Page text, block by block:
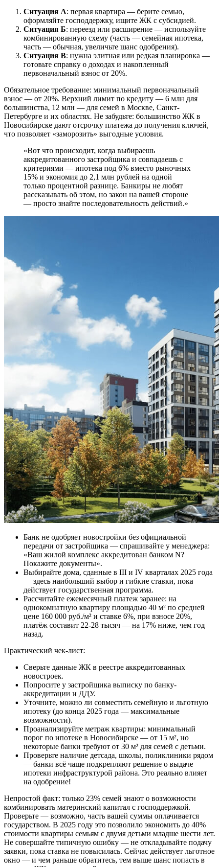
Ситуация А: первая квартира — берите семью,
оформляйте господдержку, ищите ЖК с субсидией.
Ситуация Б: переезд или расширение — используйте
комбинированную схему (часть — семейная ипотека,
часть — обычная, увеличьте шанс одобрения).
Ситуация В: нужна элитная или редкая планировка —
готовьте справку о доходах и накопленный
первоначальный взнос от 20%.
Обязательное требование: минимальный первоначальный
взнос — от 20%. Верхний лимит по кредиту — 6 млн для
большинства, 12 млн — для семей в Москве, Санкт-
Петербурге и их областях. Не забудьте: большинство ЖК в
Новосибирске дают отсрочку платежа до получения ключей,
что позволяет «заморозить» выгодные условия.
«Вот что происходит, когда выбираешь
аккредитованного застройщика и совпадаешь с
критериями — ипотека под 6% вместо рыночных
15% и экономия до 2,1 млн рублей на одной
только процентной разнице. Банкиры не любят
рассказывать об этом, но закон на вашей стороне
— просто знайте последовательность действий.»
Банк не одобряет новостройки без официальной
передачи от застройщика — спрашивайте у менеджера:
«Ваш жилой комплекс аккредитован банком N?
Покажите документы».
Выбирайте дома, сданные в III и IV кварталах 2025 года
— здесь наибольший выбор и гибкие ставки, пока
действует государственная программа.
Рассчитайте ежемесячный платеж заранее: на
однокомнатную квартиру площадью 40 м² по средней
цене 160 000 руб./м² и ставке 6%, при взносе 20%,
платёж составит 22-28 тысяч — на 17% ниже, чем год
назад.
Практический чек-лист:
Сверьте данные ЖК в реестре аккредитованных
новостроек.
Попросите у застройщика выписку по банку-
аккредитации и ДДУ.
Уточните, можно ли совместить семейную и льготную
ипотеку (до конца 2025 года — максимальные
возможности).
Проанализируйте метраж квартиры: минимальный
порог по ипотеке в Новосибирске — от 15 м², но
некоторые банки требуют от 30 м² для семей с детьми.
Проверьте наличие детсада, школы, поликлиники рядом
— банки всё чаще подкрепляют решение о выдаче
ипотеки инфраструктурой района. Это реально влияет
на одобрение!
Непростой факт: только 23% семей знают о возможности
комбинировать материнский капитал с господдержкой.
Проверьте — возможно, часть вашей суммы оплачивается
государством. В 2025 году это позволило экономить до 40%
стоимости квартиры семьям с двумя детьми младше шести лет.
Не совершайте типичную ошибку — не откладывайте подачу
заявки, пока ставка не повысилась. Сейчас действует льготное
окно — и чем раньше обратитесь, тем выше шанс попасть в